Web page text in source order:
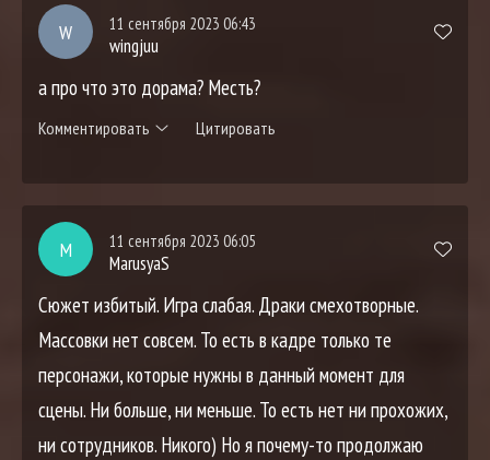
W 11 сентября 2023 06:43
wingjuu
а про что это дорама? Месть?
Комментировать Цитировать
M 11 сентября 2023 06:05
MarusyaS
Сюжет избитый. Игра слабая. Драки смехотворные.
Массовки нет совсем. То есть в кадре только те
персонажи, которые нужны в данный момент для
сцены. Ни больше, ни меньше. То есть нет ни прохожих,
ни сотрудников. Никого) Но я почему-то продолжаю